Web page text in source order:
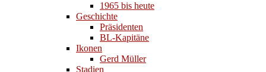
1965 bis heute
Geschichte
Präsidenten
BL-Kapitäne
Ikonen
Gerd Müller
Stadien